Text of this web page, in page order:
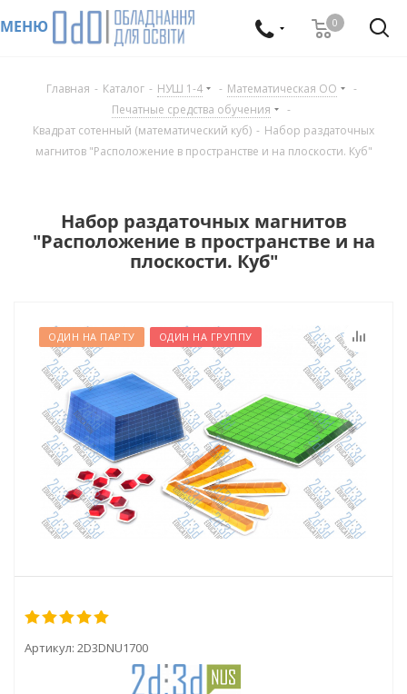
МЕНЮ 0
Главная - Каталог - НУШ 1-4 - Математическая ОО
-
Печатные средства обучения
-
Квадрат сотенный (математический куб) - Набор раздаточных
магнитов "Расположение в пространстве и на плоскости. Куб"
Набор раздаточных магнитов
"Расположение в пространстве и на
плоскости. Куб"
ОДИН НА ПАРТУ ОДИН НА ГРУППУ
Артикул: 2D3DNU1700